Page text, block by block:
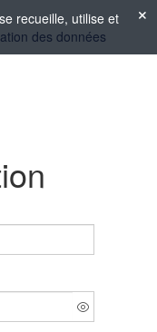
recueille, utilise et
des données